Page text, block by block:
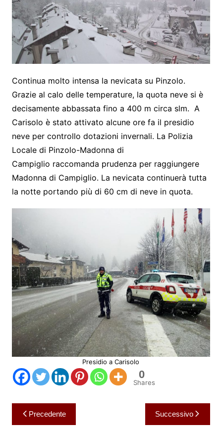
Continua molto intensa la nevicata su Pinzolo.
Grazie al calo delle temperature, la quota neve si è
decisamente abbassata fino a 400 m circa slm. A
Carisolo è stato attivato alcune ore fa il presidio
neve per controllo dotazioni invernali. La Polizia
Locale di Pinzolo-Madonna di
Campiglio raccomanda prudenza per raggiungere
Madonna di Campiglio. La nevicata continuerà tutta
la notte portando più di 60 cm di neve in quota.
Presidio a Carisolo
0
Shares
Navigazione
articoli
Precedente Successivo